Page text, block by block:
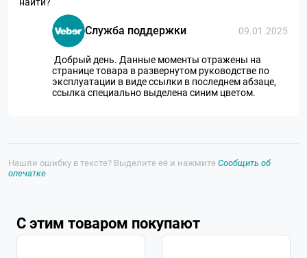
Служба поддержки 09.01.2025
Добрый день. Данные моменты отражены на
странице товара в развернутом руководстве по
эксплуатации в виде ссылки в последнем абзаце,
ссылка специально выделена синим цветом.
Нашли ошибку в тексте? Выделите её и нажмите Сообщить об
опечатке
С этим товаром покупают